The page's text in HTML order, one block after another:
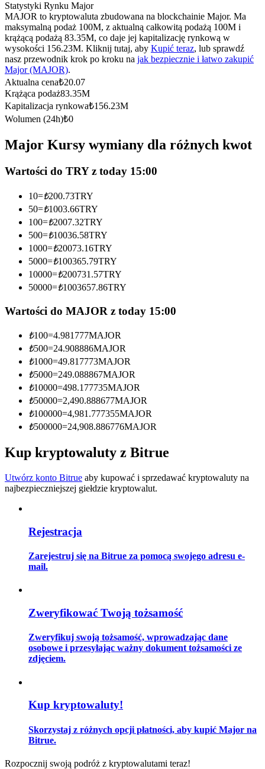
Kopiowanie Transakcji
Dołącz do najlepszych traderów
Zostań traderem kopiującym
Ciesz się podziałem zysków i prowizjami z kopiowania
transakcji
Informacja
Analiza Big Data, w tym informacje handlowe itp.
Przewodnik dla początkujących dotyczący kontraktów futures
Strategie handlowe
Statystyki Rynku Major
MAJOR to kryptowaluta zbudowana na blockchainie Major. Ma
maksymalną podaż 100M, z aktualną całkowitą podażą 100M i
krążącą podażą 83.35M, co daje jej kapitalizację rynkową w
wysokości 156.23M. Kliknij tutaj, aby Kupić teraz, lub sprawdź
nasz przewodnik krok po kroku na jak bezpiecznie i łatwo zakupić
Major (MAJOR).
Aktualna cena₺20.07
Krążąca podaż83.35M
Kapitalizacja rynkowa₺156.23M
Wolumen (24h)₺0
Major Kursy wymiany dla różnych kwot
Wartości do TRY z today 15:00
10=₺200.73TRY
50=₺1003.66TRY
100=₺2007.32TRY
500=₺10036.58TRY
1000=₺20073.16TRY
5000=₺100365.79TRY
10000=₺200731.57TRY
50000=₺1003657.86TRY
Wartości do MAJOR z today 15:00
₺100=4.981777MAJOR
₺500=24.908886MAJOR
₺1000=49.817773MAJOR
₺5000=249.088867MAJOR
₺10000=498.177735MAJOR
₺50000=2,490.888677MAJOR
₺100000=4,981.777355MAJOR
₺500000=24,908.886776MAJOR
Kup kryptowaluty z Bitrue
Utwórz konto Bitrue aby kupować i sprzedawać kryptowaluty na
najbezpieczniejszej giełdzie kryptowalut.
Rejestracja
Zarejestruj się na Bitrue za pomocą swojego adresu e-
mail.
Zweryfikować Twoją tożsamość
Zweryfikuj swoją tożsamość, wprowadzając dane
osobowe i przesyłając ważny dokument tożsamości ze
zdjęciem.
Kup kryptowaluty!
Skorzystaj z różnych opcji płatności, aby kupić Major na
Bitrue.
Rozpocznij swoją podróż z kryptowalutami teraz!